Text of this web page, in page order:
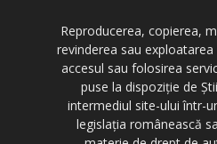
Reproducerea, copierea,
revinderea sau
accesul sau folosirea
puse la dispoziție de
intermediul site-ului într-
legislația românească